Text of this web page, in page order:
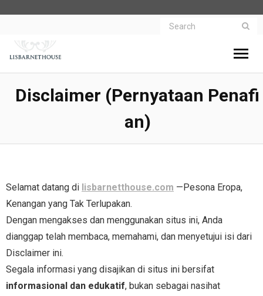
Beranda
- Menelusuri Pesona Rumah Klasik dan
Kenangan Eropa
- Cerita Rumah Tua
- Rumah Klasik Inggris
- Sejarah Arsitektur Victoria
- Wisata Kastil Eropa
Hubungi lisbarnetthouse.com
Tentang lisbarnetthouse.com
Disclaimer (Pernyataan Penafi
An)
Selamat datang di lisbarnetthouse.com —Pesona Eropa,
Kenangan yang Tak Terlupakan.
Dengan mengakses dan menggunakan situs ini, Anda
dianggap telah membaca, memahami, dan menyetujui isi dari
Disclaimer ini.
Segala informasi yang disajikan di situs ini bersifat
informasional dan edukatif, bukan sebagai nasihat